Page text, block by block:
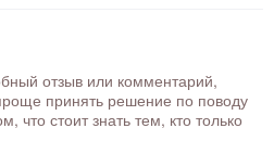
отзыв или комментарий,
принять решение по поводу
что стоит знать тем, кто только